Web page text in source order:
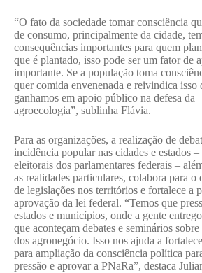
“O fato da sociedade tomar consciência
de consumo, principalmente da cidade,
consequências importantes para quem
que é plantado, isso pode ser um fator de
importante. Se a população toma
quer comida envenenada e reivindica isso
ganhamos em apoio público na defesa da
agroecologia”, sublinha Flávia.
Para as organizações, a realização de
incidência popular nas cidades e estados –
eleitorais dos parlamentares federais –
as realidades particulares, colabora para o
de legislações nos territórios e fortalece a
aprovação da lei federal. “Temos que
estados e municípios, onde a gente
que aconteçam debates e seminários
dos agronegócio. Isso nos ajuda a
para ampliação da consciência política
pressão e aprovar a PNaRa”, destaca